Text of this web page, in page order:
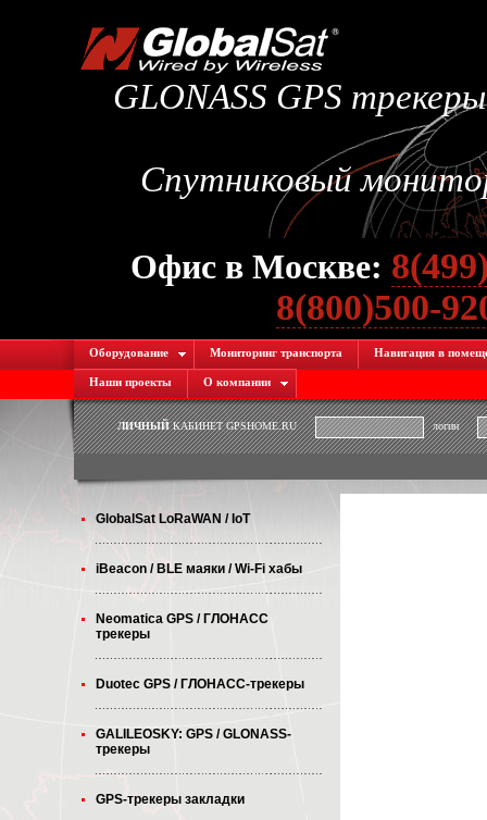
GLONASS GPS
Спутниковый
Офис в Москве:
8(800)500-
Оборудование Мониторинг транспорта Навигация в
Наши проекты О компании
ЛИЧНЫЙКАБИНЕТ GPSHOME.RU логин
GlobalSat LoRaWAN / IoT
iBeacon / BLE маяки / Wi-Fi хабы
Neomatica GPS / ГЛОНАСС
трекеры
Duotec GPS / ГЛОНАСС-трекеры
GALILEOSKY: GPS / GLONASS-
трекеры
GPS-трекеры закладки